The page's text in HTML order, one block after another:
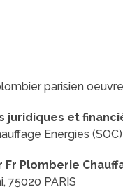
parisien
juridiques et
Energies (SOC)
Plomberie
75020 PARIS